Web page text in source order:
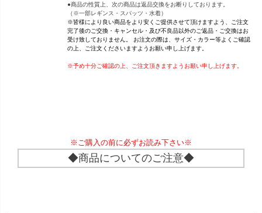
●商品の性質上、次の商品は返品交換をお断りしております。
（※一部レギンス・スパッツ・水着）
※皆様により良い商品をより安くご提供させて頂けますよう、ご注文
完了後のご交換・キャンセル・及び不良品以外のご返品・ご交換はお
受け致しておりません。 お注文の際は、サイズ・カラー等よくご確認
の上、ご注文くださいますようお願い申し上げます。
※予め十分ご確認の上、ご注文頂きますようお願い申し上げます。
※ご購入の前に必ずお読み下さい※
◆商品についてのご注意◆